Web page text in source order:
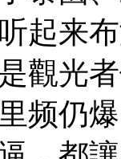
起来
觀光
频仍